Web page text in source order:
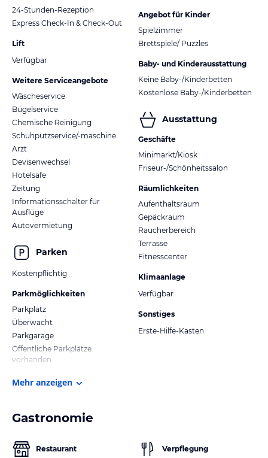
24-Stunden-Rezeption
Express Check-In & Check-Out
Lift
Verfügbar
Weitere Serviceangebote
Wäscheservice
Bügelservice
Chemische Reinigung
Schuhputzservice/-maschine
Arzt
Devisenwechsel
Hotelsafe
Zeitung
Informationsschalter für
Ausflüge
Autovermietung
Parken
Kostenpflichtig
Parkmöglichkeiten
Parkplatz
Überwacht
Parkgarage
Öffentliche Parkplätze
vorhanden
Angebot für Kinder
Spielzimmer
Brettspiele/ Puzzles
Baby- und Kinderausstattung
Keine Baby-/Kinderbetten
Kostenlose Baby-/Kinderbetten
Ausstattung
Geschäfte
Minimarkt/Kiosk
Friseur-/Schönheitssalon
Räumlichkeiten
Aufenthaltsraum
Gepäckraum
Raucherbereich
Terrasse
Fitnesscenter
Klimaanlage
Verfügbar
Sonstiges
Erste-Hilfe-Kasten
Mehr anzeigen
Gastronomie
Restaurant Verpflegung